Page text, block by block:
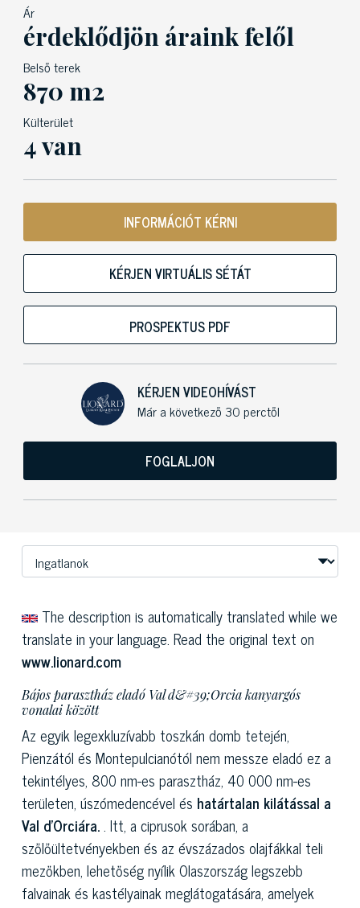
Ár
érdeklődjön áraink felől
Belső terek
870 m2
Külterület
4 van
INFORMÁCIÓT KÉRNI
KÉRJEN VIRTUÁLIS SÉTÁT
PROSPEKTUS PDF
KÉRJEN VIDEOHÍVÁST
Már a következő 30 perctől
FOGLALJON
The description is automatically translated while we
translate in your language. Read the original text on
www.lionard.com
Bájos parasztház eladó Val d&#39;Orcia kanyargós
vonalai között
Az egyik legexkluzívabb toszkán domb tetején,
Pienzától és Montepulcianótól nem messze eladó ez a
tekintélyes, 800 nm-es parasztház, 40 000 nm-es
területen, úszómedencével és határtalan kilátással a
Val d'Orciára.. Itt, a ciprusok sorában, a
szőlőültetvényekben és az évszázados olajfákkal teli
mezőkben, lehetőség nyílik Olaszország legszebb
falvainak és kastélyainak meglátogatására, amelyek